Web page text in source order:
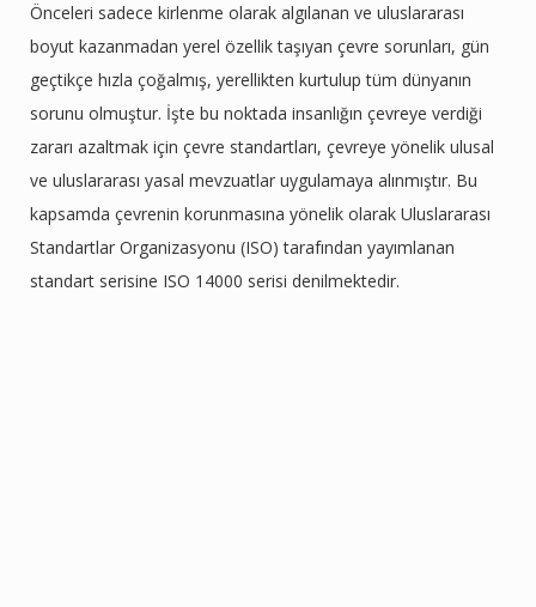
Önceleri sadece kirlenme olarak algılanan ve uluslararası
boyut kazanmadan yerel özellik taşıyan çevre sorunları, gün
geçtikçe hızla çoğalmış, yerellikten kurtulup tüm dünyanın
sorunu olmuştur. İşte bu noktada insanlığın çevreye verdiği
zararı azaltmak için çevre standartları, çevreye yönelik ulusal
ve uluslararası yasal mevzuatlar uygulamaya alınmıştır. Bu
kapsamda çevrenin korunmasına yönelik olarak Uluslararası
Standartlar Organizasyonu (ISO) tarafından yayımlanan
standart serisine ISO 14000 serisi denilmektedir.